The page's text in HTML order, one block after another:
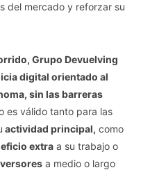
del mercado y reforzar su
Grupo Devuelving
digital orientado al
sin las barreras
es válido tanto para las
actividad principal, como
extra a su trabajo o
a medio o largo